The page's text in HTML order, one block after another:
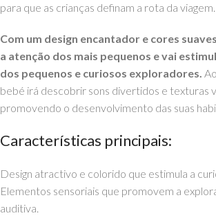
para que as crianças definam a rota da viagem.
Com um design encantador e cores
a atenção dos mais pequenos e vai
dos pequenos e curiosos exploradores.
bebé irá descobrir sons divertidos e texturas
promovendo o desenvolvimento das suas
Características principais:
Design atractivo e colorido que estimula a
Elementos sensoriais que promovem a
auditiva.